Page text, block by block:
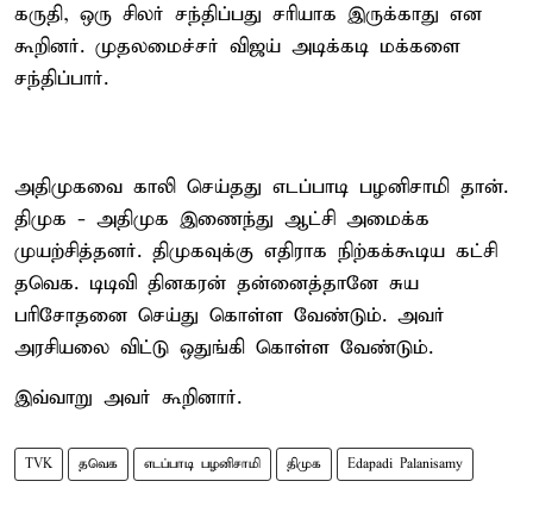
கருதி, ஒரு சிலர் சந்திப்பது சரியாக இருக்காது என
கூறினர். முதலமைச்சர் விஜய் அடிக்கடி மக்களை
சந்திப்பார்.
அதிமுகவை காலி செய்தது எடப்பாடி பழனிசாமி தான்.
திமுக - அதிமுக இணைந்து ஆட்சி அமைக்க
முயற்சித்தனர். திமுகவுக்கு எதிராக நிற்கக்கூடிய கட்சி
தவெக. டிடிவி தினகரன் தன்னைத்தானே சுய
பரிசோதனை செய்து கொள்ள வேண்டும். அவர்
அரசியலை விட்டு ஒதுங்கி கொள்ள வேண்டும்.
இவ்வாறு அவர் கூறினார்.
TVK தவெக எடப்பாடி பழனிசாமி திமுக Edapadi Palanisamy